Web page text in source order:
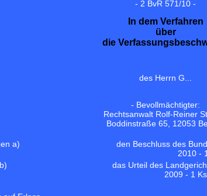
- 2 BvR 571/10 -
In dem Verfahren
über
die
des Herrn G...
- Bevollmächtigter:
Rechtsanwalt Rolf-Reiner
Boddinstraße 65, 12053
a)
den Beschluss des
2010 -
b)
das Urteil des
2009 - 1